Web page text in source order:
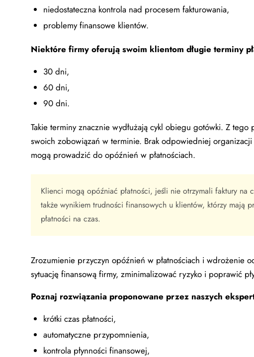
niedostateczna kontrola nad procesem fakturowania,
problemy finansowe klientów.
Niektóre firmy oferują swoim klientom długie terminy
30 dni,
60 dni,
90 dni.
Takie terminy znacznie wydłużają cykl obiegu gotówki. Z
swoich zobowiązań w terminie. Brak odpowiedniej
mogą prowadzić do opóźnień w płatnościach.
Klienci mogą opóźniać płatności, jeśli nie otrzymali faktury
także wynikiem trudności finansowych u klientów, którzy mają
płatności na czas.
Zrozumienie przyczyn opóźnień w płatnościach i wdrożenie
sytuację finansową firmy, zminimalizować ryzyko i poprawić
Poznaj rozwiązania proponowane przez naszych
krótki czas płatności,
automatyczne przypomnienia,
kontrola płynności finansowej,